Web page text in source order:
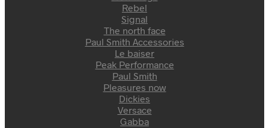
Rebel
Signal
The north face
Paul Smith Accessories
Le baiser
Peak Performance
Paul Smith
Pleasures now
Dickies
Versace
Gabba